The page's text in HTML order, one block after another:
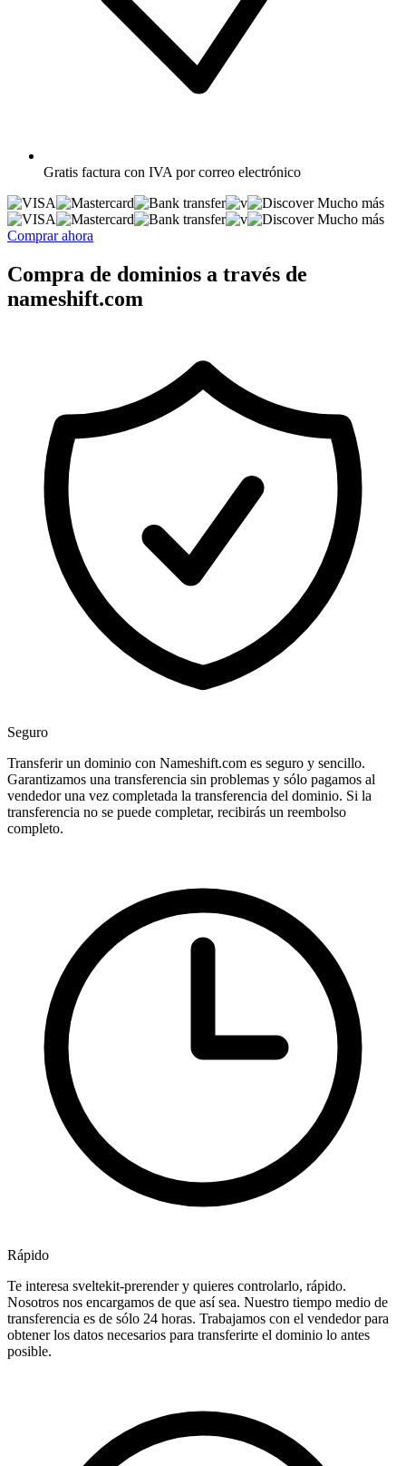
Gratis factura con IVA por correo electrónico
Mucho más
Mucho más
Comprar ahora
Compra de dominios a través de
nameshift.com
Seguro
Transferir un dominio con Nameshift.com es seguro y sencillo.
Garantizamos una transferencia sin problemas y sólo pagamos al
vendedor una vez completada la transferencia del dominio. Si la
transferencia no se puede completar, recibirás un reembolso
completo.
Rápido
Te interesa sveltekit-prerender y quieres controlarlo, rápido.
Nosotros nos encargamos de que así sea. Nuestro tiempo medio de
transferencia es de sólo 24 horas. Trabajamos con el vendedor para
obtener los datos necesarios para transferirte el dominio lo antes
posible.